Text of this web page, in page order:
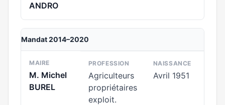
ANDRO
Mandat 2014–2020
MAIRE
M. Michel
BUREL
PROFESSION
Agriculteurs
propriétaires
exploit.
NAISSANCE
Avril 1951